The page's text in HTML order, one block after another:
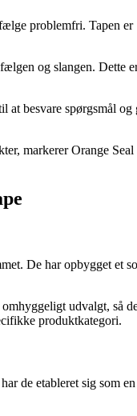
problemfri. Tapen
og slangen. Dette
besvare spørgsmål
markerer Orange
De har opbygget et
udvalgt, så
produktkategori.
de etableret sig som